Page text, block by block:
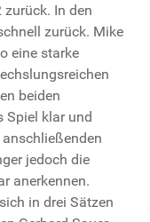
In den
zurück. Mike
eine starke
beiden
Spiel klar und
jedoch die
anerkennen.
in drei Sätzen